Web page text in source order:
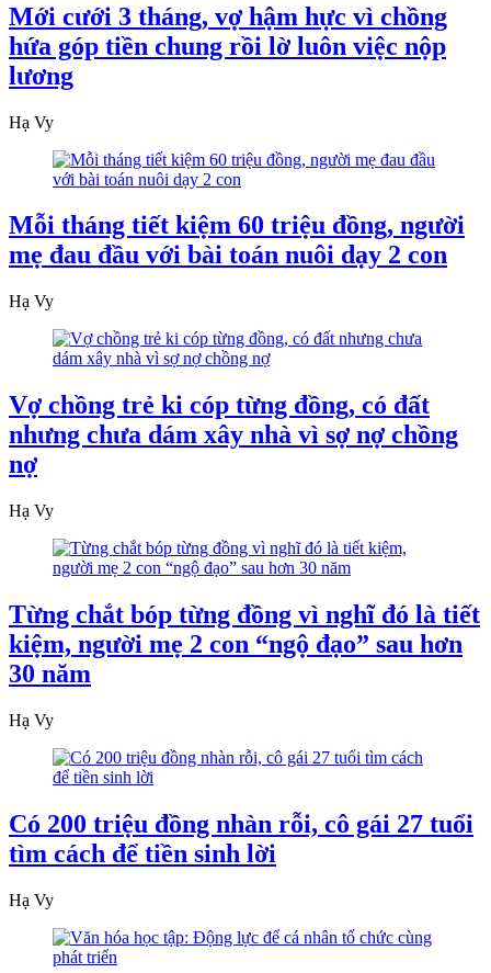
Mới cưới 3 tháng, vợ hậm hực vì chồng
hứa góp tiền chung rồi lờ luôn việc nộp
lương
Hạ Vy
Mỗi tháng tiết kiệm 60 triệu đồng, người
mẹ đau đầu với bài toán nuôi dạy 2 con
Hạ Vy
Vợ chồng trẻ ki cóp từng đồng, có đất
nhưng chưa dám xây nhà vì sợ nợ chồng
nợ
Hạ Vy
Từng chắt bóp từng đồng vì nghĩ đó là tiết
kiệm, người mẹ 2 con “ngộ đạo” sau hơn
30 năm
Hạ Vy
Có 200 triệu đồng nhàn rỗi, cô gái 27 tuổi
tìm cách để tiền sinh lời
Hạ Vy